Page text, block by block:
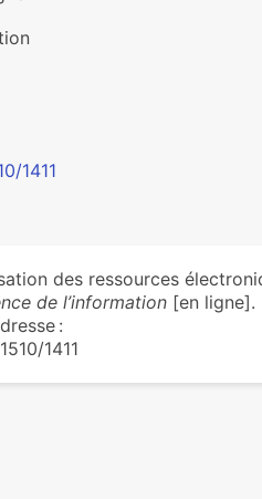
1411
des ressources
de l’information [en ligne].
:
1411